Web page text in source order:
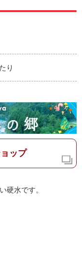
り
ップ
硬水です。